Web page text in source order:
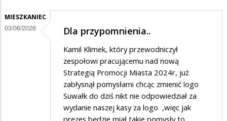
MIESZKANIEC
03/06/2026 Dla przypomnienia..
Kamil Klimek, który przewodniczył
zespołowi pracującemu nad nową
Strategią Promocji Miasta 2024r, już
zabłysnął pomysłami chcąc zmienić logo
Suwałk do dziś nikt nie odpowiedział za
wydanie naszej kasy za logo ,więc jak